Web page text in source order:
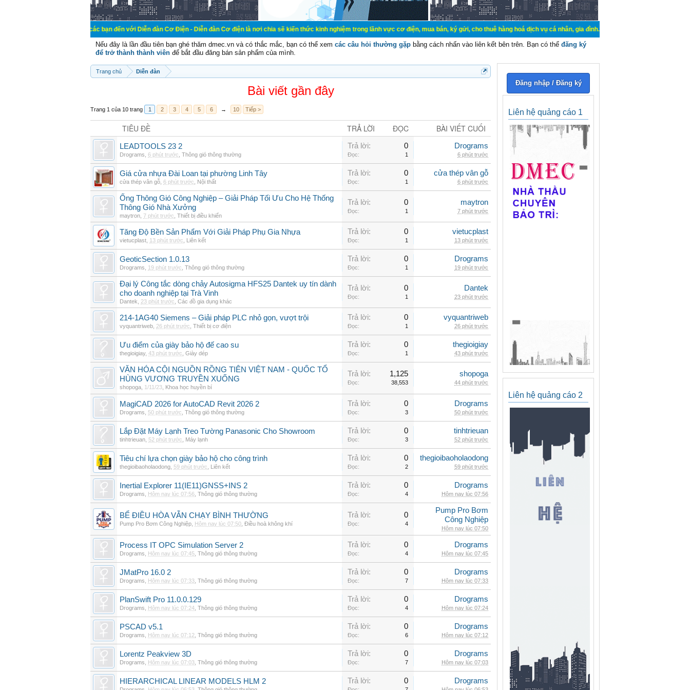
Chào mừng các bạn đến với Diễn đàn Cơ Điện - Diễn đàn Cơ điện là nơi chia sẽ kiến thức kinh nghiệm trong lãnh vực cơ điện, mua bán, ký gửi, cho thuê hàng hoá dịch vụ cá nhân, gia đình. Mua bán, ký gửi, cho thuê thiết bị hệ
Nếu đây là lần đầu tiên bạn ghé thăm dmec.vn và có thắc mắc, bạn có thể xem các câu hỏi thường gặp bằng cách nhấn vào liên kết bên trên. Bạn có thể đăng ký
để trở thành thành viên để bắt đầu đăng bán sản phẩm của mình.
Trang chủ Diễn đàn
Bài viết gần đây
Trang 1 của 10 trang 1 2 3 4 5 6 → 10 Tiếp >
TIÊU ĐỀ TRẢ LỜI ĐỌC BÀI VIẾT CUỐI
LEADTOOLS 23 2
Drograms 6 phút trước Thông gió thông thường
Trả lời: 0
Đọc: 1
Drograms
6 phút trước
Giá cửa nhựa Đài Loan tại phường Linh Tây
cửa thép vân gỗ 6 phút trước Nội thất
Trả lời: 0
Đọc: 1
cửa thép vân gỗ
6 phút trước
Ống Thông Gió Công Nghiệp – Giải Pháp Tối Ưu Cho Hệ Thống
Thông Gió Nhà Xưởng
maytron 7 phút trước Thiết bị điều khiển
Trả lời: 0
Đọc: 1
maytron
7 phút trước
Tăng Độ Bền Sản Phẩm Với Giải Pháp Phụ Gia Nhựa
vietucplast 13 phút trước Liên kết
Trả lời: 0
Đọc: 1
vietucplast
13 phút trước
GeoticSection 1.0.13
Drograms 19 phút trước Thông gió thông thường
Trả lời: 0
Đọc: 1
Drograms
19 phút trước
Đại lý Công tắc dòng chảy Autosigma HFS25 Dantek uy tín dành
cho doanh nghiệp tại Trà Vinh
Dantek 23 phút trước Các đồ gia dụng khác
Trả lời: 0
Đọc: 1
Dantek
23 phút trước
214-1AG40 Siemens – Giải pháp PLC nhỏ gọn, vượt trội
vyquantriweb 26 phút trước Thiết bị cơ điện
Trả lời: 0
Đọc: 1
vyquantriweb
26 phút trước
Ưu điểm của giày bảo hộ đế cao su
thegioigiay, 43 phút trước Giày dép
Trả lời: 0
Đọc: 1
thegioigiay
43 phút trước
VĂN HÓA CỘI NGUỒN RỒNG TIÊN VIỆT NAM - QUỐC TỔ
HÙNG VƯƠNG TRUYỀN XUỐNG
shopoga 1/11/23 Khoa học huyền bí
Trả lời: 1,125
Đọc: 38,553
shopoga
44 phút trước
MagiCAD 2026 for AutoCAD Revit 2026 2
Drograms 50 phút trước Thông gió thông thường
Trả lời: 0
Đọc: 3
Drograms
50 phút trước
Lắp Đặt Máy Lạnh Treo Tường Panasonic Cho Showroom
tinhtrieuan 52 phút trước Máy lạnh
Trả lời: 0
Đọc: 3
tinhtrieuan
52 phút trước
Tiêu chí lựa chọn giày bảo hộ cho công trình
thegioibaoholaodong 59 phút trước Liên kết
Trả lời: 0
Đọc: 2
thegioibaoholaodong
59 phút trước
Inertial Explorer 11(IE11)GNSS+INS 2
Drograms Hôm nay lúc 07:56 Thông gió thông thường
Trả lời: 0
Đọc: 4
Drograms
Hôm nay lúc 07:56
BỂ ĐIỀU HÒA VẪN CHẠY BÌNH THƯỜNG
Pump Pro Bơm Công Nghiệp Hôm nay lúc 07:50 Điều hoà không khí
Trả lời: 0
Đọc: 4
Pump Pro Bơm
Công Nghiệp
Hôm nay lúc 07:50
Process IT OPC Simulation Server 2
Drograms Hôm nay lúc 07:45 Thông gió thông thường
Trả lời: 0
Đọc: 4
Drograms
Hôm nay lúc 07:45
JMatPro 16.0 2
Drograms Hôm nay lúc 07:33 Thông gió thông thường
Trả lời: 0
Đọc: 7
Drograms
Hôm nay lúc 07:33
PlanSwift Pro 11.0.0.129
Drograms Hôm nay lúc 07:24 Thông gió thông thường
Trả lời: 0
Đọc: 4
Drograms
Hôm nay lúc 07:24
PSCAD v5.1
Drograms Hôm nay lúc 07:12 Thông gió thông thường
Trả lời: 0
Đọc: 6
Drograms
Hôm nay lúc 07:12
Lorentz Peakview 3D
Drograms Hôm nay lúc 07:03 Thông gió thông thường
Trả lời: 0
Đọc: 7
Drograms
Hôm nay lúc 07:03
HIERARCHICAL LINEAR MODELS HLM 2 Trả lời: 0 Drograms
Đăng nhập / Đăng ký
Liên hệ quảng cáo 1
Liên hệ quảng cáo 2